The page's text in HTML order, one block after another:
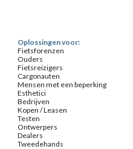
Oplossingen voor:
Fietsforenzen
Ouders
Fietsreizigers
Cargonauten
Mensen met een beperking
Esthetici
Bedrijven
Kopen / Leasen
Testen
Ontwerpers
Dealers
Tweedehands